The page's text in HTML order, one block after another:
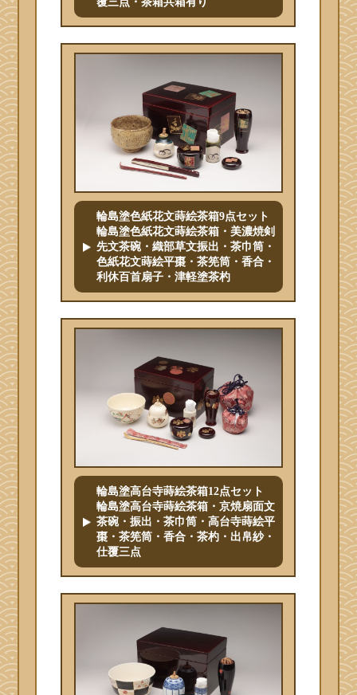
輪島塗色紙花文蒔絵茶箱9点セット
輪島塗色紙花文蒔絵茶箱・美濃焼剣
先文茶碗・織部草文振出・茶巾筒・
色紙花文蒔絵平棗・茶筅筒・香合・
利休百首扇子・津軽塗茶杓
輪島塗高台寺蒔絵茶箱12点セット
輪島塗高台寺蒔絵茶箱・京焼扇面文
茶碗・振出・茶巾筒・高台寺蒔絵平
棗・茶筅筒・香合・茶杓・出帛紗・
仕覆三点